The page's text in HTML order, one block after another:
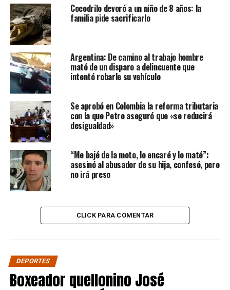
Cocodrilo devoró a un niño de 8 años: la
familia pide sacrificarlo
Argentina: De camino al trabajo hombre
mató de un disparo a delincuente que
intentó robarle su vehículo
Se aprobó en Colombia la reforma tributaria
con la que Petro aseguró que «se reducirá
desigualdad»
“Me bajé de la moto, lo encaré y lo maté”:
asesinó al abusador de su hija, confesó, pero
no irá preso
CLICK PARA COMENTAR
DEPORTES
Boxeador quellonino José